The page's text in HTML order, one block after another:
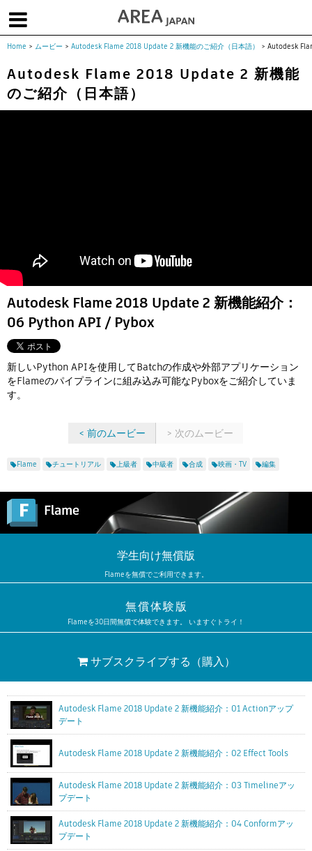
About us | フォーラム
Home > ムービー > Autodesk Flame 2018 Update 2 新機能のご紹介（日本語） > Autodesk
Autodesk Flame 2018 Update 2 新機能
のご紹介（日本語）
Autodesk Flame 2018 Update 2 新機能紹介：
06 Python API / Pybox
新しいPython APIを使用してBatchの作成や外部アプリケーション
をFlameのパイプラインに組み込み可能なPyboxをご紹介していま
す。
< 前のムービー > 次のムービー
Flame チュートリアル 上級者 中級者 合成 映画・TV 編集
学生向け無償版
Flameを無償でご利用できます。
無償体験版
Flameを30日間無償で体験できます。 いますぐトライ！
サブスクライブする （購入）
Autodesk Flame 2018 Update 2 新機能紹介：01 Actionアップ
デート
Autodesk Flame 2018 Update 2 新機能紹介：02 Effect Tools
Autodesk Flame 2018 Update 2 新機能紹介：03 Timelineアッ
プデート
Autodesk Flame 2018 Update 2 新機能紹介：04 Conformアッ
プデート